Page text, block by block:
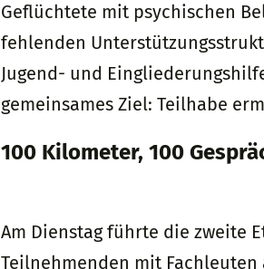
Geflüchtete mit psychischen
fehlenden
Jugend- und
gemeinsames Ziel: Teilhabe
100 Kilometer, 100
Am Dienstag führte die zweite
Teilnehmenden mit